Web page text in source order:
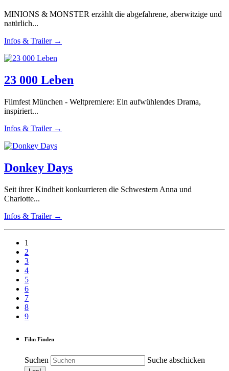
MINIONS & MONSTER erzählt die abgefahrene, aberwitzige und
natürlich...
Infos & Trailer →
23 000 Leben
Filmfest München - Weltpremiere: Ein aufwühlendes Drama,
inspiriert...
Infos & Trailer →
Donkey Days
Seit ihrer Kindheit konkurrieren die Schwestern Anna und
Charlotte...
Infos & Trailer →
1
2
3
4
5
6
7
8
9
Film Finden
Suchen Suche abschicken